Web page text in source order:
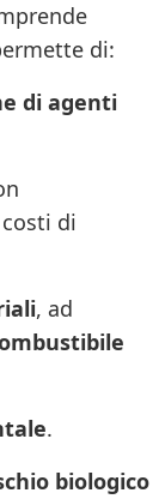
di:
di agenti
di
, ad
.
biologico